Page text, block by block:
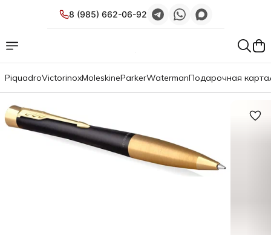
8 (985) 662-06-92
PiquadroVictorinoxMoleskineParkerWatermanПодарочная карта